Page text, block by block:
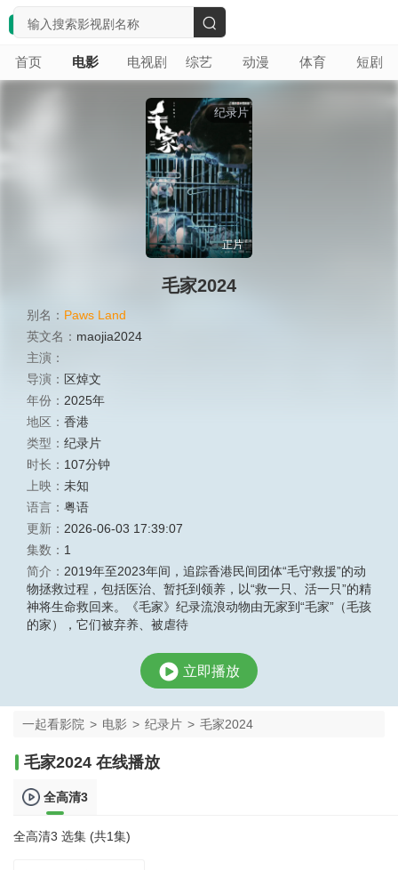
首页 电影 电视剧 综艺 动漫 体育 短剧
搜
索
纪录片
正片
毛家2024
别名： Paws Land
英文名： maojia2024
主演：
导演： 区焯文
年份： 2025年
地区： 香港
类型： 纪录片
时长： 107分钟
上映： 未知
语言： 粤语
更新： 2026-06-03 17:39:07
集数： 1
简介： 2019年至2023年间，追踪香港民间团体“毛守救援”的动
物拯救过程，包括医治、暂托到领养，以“救一只、活一只”的精
神将生命救回来。《毛家》纪录流浪动物由无家到“毛家”（毛孩
的家），它们被弃养、被虐待
立即播放
一起看影院 > 电影 > 纪录片 > 毛家2024
毛家2024 在线播放
全高清3
全高清3 选集 (共1集)